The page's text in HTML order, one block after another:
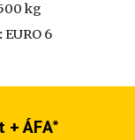
kg
EURO 6
+ ÁFA*